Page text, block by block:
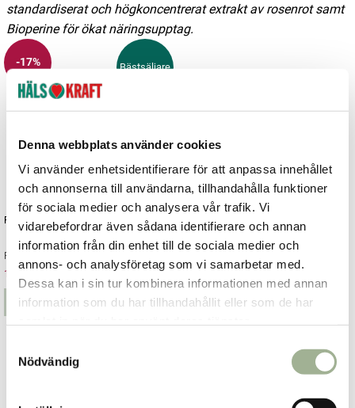
Denna webbplats använder cookies
Vi använder enhetsidentifierare för att anpassa innehållet
och annonserna till användarna, tillhandahålla funktioner
för sociala medier och analysera vår trafik. Vi
vidarebefordrar även sådana identifierare och annan
information från din enhet till de sociala medier och
annons- och analysföretag som vi samarbetar med.
Dessa kan i sin tur kombinera informationen med annan
information som du har tillhandahållit eller som de har
Nödvändig
standardiserat och högkoncentrerat extrakt av rosenrot samt
Bioperine för ökat näringsupptag.
-17% Bästsäljare
Rosenrot forte 60 tabletter
Rosenrot forte
Current price 149 kr
Previous
price
179 kr
149 kr
Lägg i varukorgen